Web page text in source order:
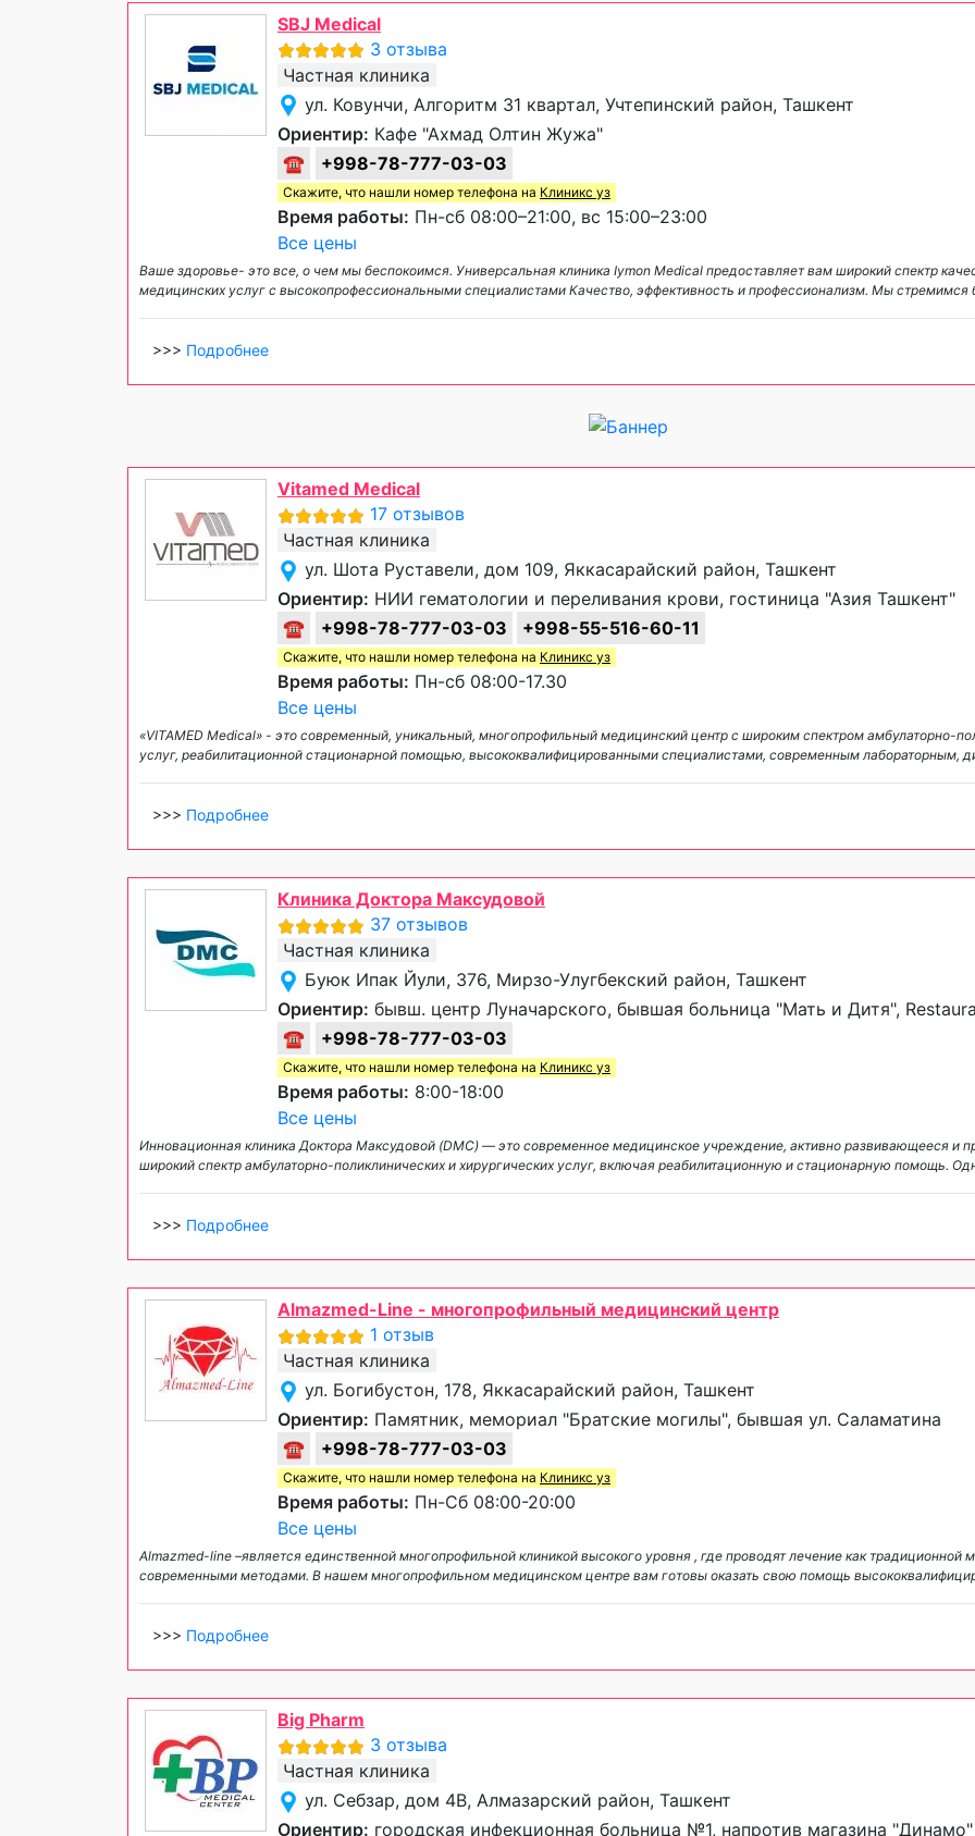
SBJ Medical
3 отзыва
Частная клиника
ул. Ковунчи, Алгоритм 31 квартал, Учтепинский район, Ташкент
Ориентир: Кафе "Ахмад Олтин Жужа"
☎
+998-78-777-03-03
Скажите, что нашли номер телефона на Клиникс уз
Время работы: Пн-сб 08:00–21:00, вс 15:00–23:00
Все цены
Ваше здоровье- это все, о чем мы беспокоимся. Универсальная клиника Iymon Medical предоставляет вам широкий спектр
медицинских услуг с высокопрофессиональными специалистами Качество, эффективность и профессионализм. Мы стремимся
>>> Подробнее
Vitamed Medical
17 отзывов
Частная клиника
ул. Шота Руставели, дом 109, Яккасарайский район, Ташкент
Ориентир: НИИ гематологии и переливания крови, гостиница "Азия Ташкент"
☎
+998-78-777-03-03 +998-55-516-60-11
Скажите, что нашли номер телефона на Клиникс уз
Время работы: Пн-сб 08:00-17.30
Все цены
«VITAMED Medical» - это современный, уникальный, многопрофильный медицинский центр с широким спектром амбулаторно-
услуг, реабилитационной стационарной помощью, высококвалифицированными специалистами, современным лабораторным,
>>> Подробнее
Клиника Доктора Максудовой
37 отзывов
Частная клиника
Буюк Ипак Йули, 376, Мирзо-Улугбекский район, Ташкент
Ориентир: бывш. центр Луначарского, бывшая больница "Мать и Дитя",
☎
+998-78-777-03-03
Скажите, что нашли номер телефона на Клиникс уз
Время работы: 8:00-18:00
Все цены
Инновационная клиника Доктора Максудовой (DMC) — это современное медицинское учреждение, активно развивающееся и
широкий спектр амбулаторно-поликлинических и хирургических услуг, включая реабилитационную и стационарную помощь.
>>> Подробнее
Almazmed-Line - многопрофильный медицинский центр
1 отзыв
Частная клиника
ул. Богибустон, 178, Яккасарайский район, Ташкент
Ориентир: Памятник, мемориал "Братские могилы", бывшая ул. Саламатина
☎
+998-78-777-03-03
Скажите, что нашли номер телефона на Клиникс уз
Время работы: Пн-Сб 08:00-20:00
Все цены
Almazmed-line –является единственной многопрофильной клиникой высокого уровня , где проводят лечение как традиционной
современными методами. В нашем многопрофильном медицинском центре вам готовы оказать свою помощь
>>> Подробнее
Big Pharm
3 отзыва
Частная клиника
ул. Себзар, дом 4В, Алмазарский район, Ташкент
Ориентир: городская инфекционная больница №1, напротив магазина "Динамо"